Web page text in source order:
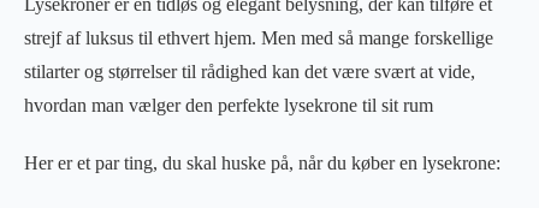
strejf af luksus til ethvert hjem. Men med så mange forskellige
stilarter og størrelser til rådighed kan det være svært at vide,
hvordan man vælger den perfekte lysekrone til sit rum
Her er et par ting, du skal huske på, når du køber en lysekrone: